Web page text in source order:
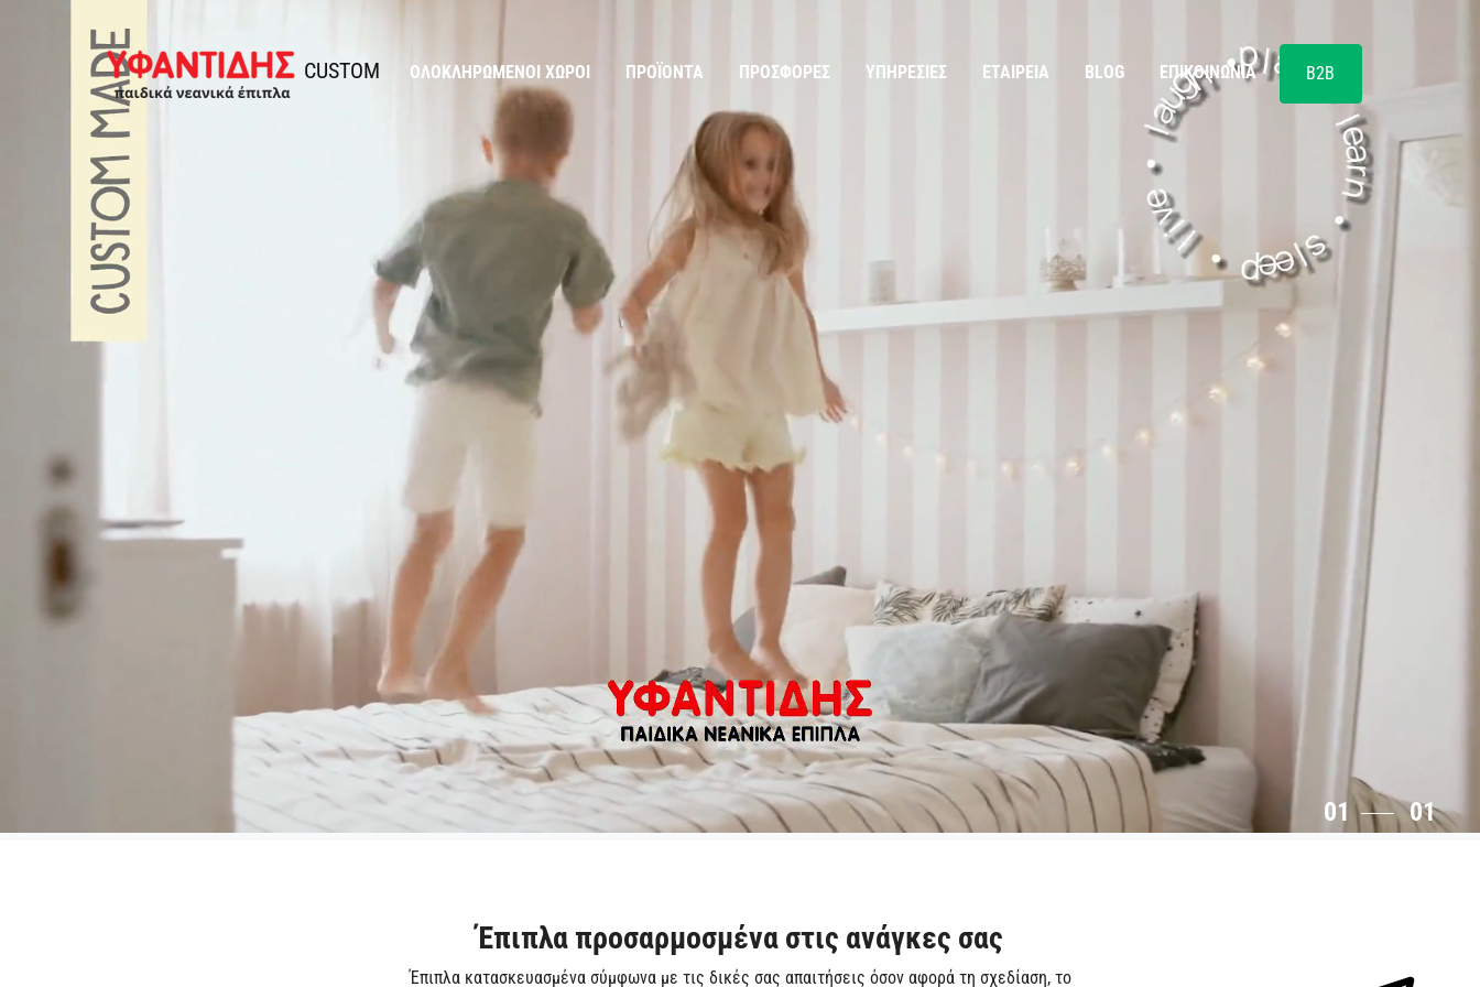
Παράκαμψη προς το περιεχόμενο
01 01
Έπιπλα προσαρμοσμένα στις ανάγκες σας
Έπιπλα κατασκευασμένα σύμφωνα με τις δικές σας απαιτήσεις όσον αφορά τη σχεδίαση, το
CUSTOM Υφαντίδης
ΟΛΟΚΛΗΡΩΜΈΝΟΙ ΧΏΡΟΙ ΠΡΟΪΌΝΤΑ ΠΡΟΣΦΟΡΈΣ ΥΠΗΡΕΣΊΕΣ ΕΤΑΙΡΕΊΑ BLOG ΕΠΙΚΟΙΝΩΝΊΑ B2B